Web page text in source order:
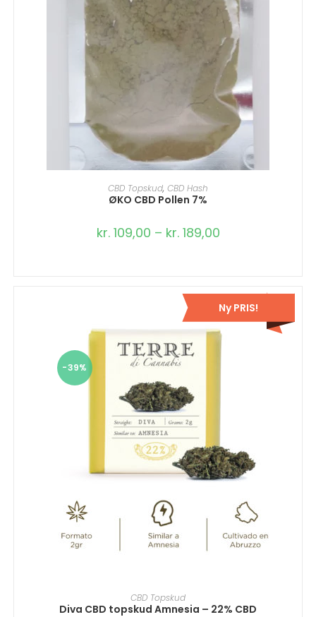
VÆLG MULIGHEDER
CBD Topskud, CBD Hash
ØKO CBD Pollen 7%
kr.109,00 – kr.189,00
Ny PRIS!
-39%
VÆLG MULIGHEDER
CBD Topskud
Diva CBD topskud Amnesia – 22% CBD